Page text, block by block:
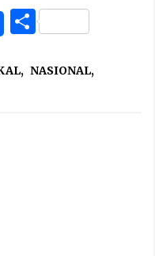
Share
, NASIONAL,